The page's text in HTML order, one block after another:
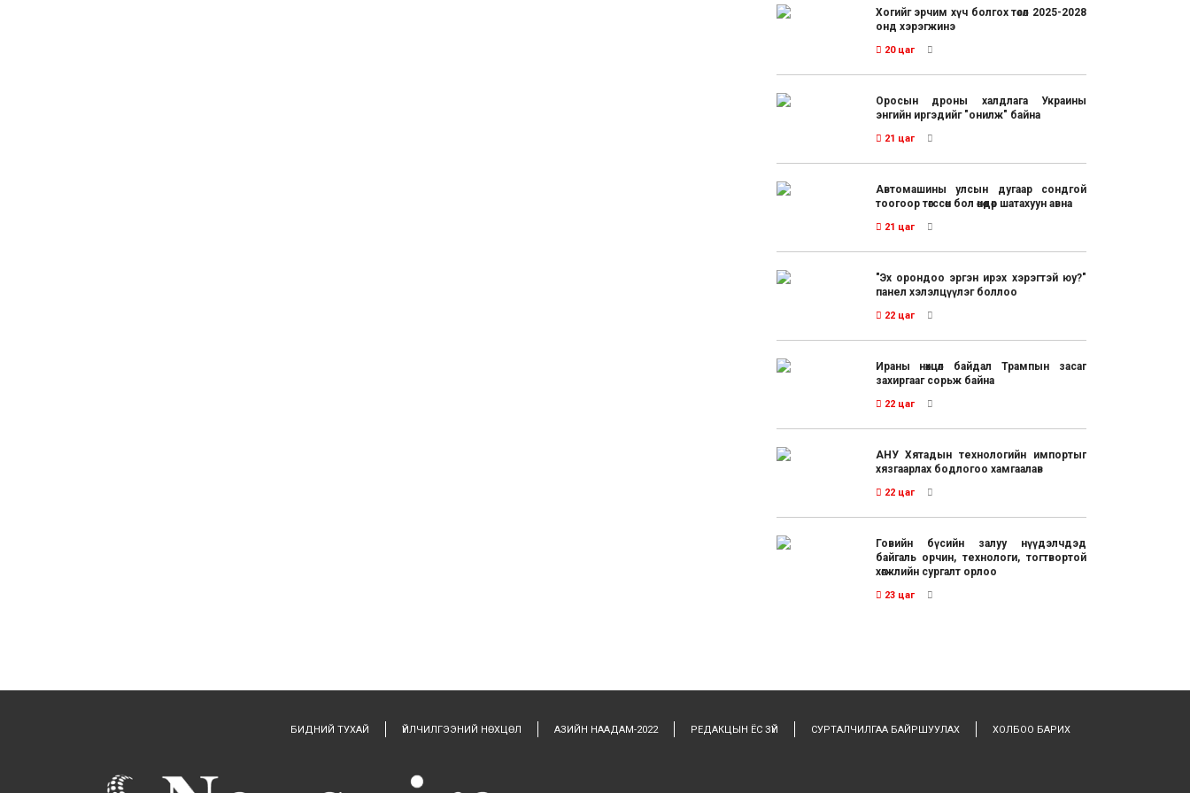
Хогийг эрчим хүч болгох төсөл 2025-2028
онд хэрэгжинэ
20 цаг
Оросын дроны халдлага Украины
энгийн иргэдийг "онилж" байна
21 цаг
Автомашины улсын дугаар сондгой
тоогоор төгссөн бол өнөөдөр шатахуун авна
21 цаг
"Эх орондоо эргэн ирэх хэрэгтэй юу?"
панел хэлэлцүүлэг боллоо
22 цаг
Ираны нөхцөл байдал Трампын засаг
захиргааг сорьж байна
22 цаг
АНУ Хятадын технологийн импортыг
хязгаарлах бодлогоо хамгаалав
22 цаг
Говийн бүсийн залуу нүүдэлчдэд
байгаль орчин, технологи, тогтвортой
хөгжлийн сургалт орлоо
23 цаг
БИДНИЙ ТУХАЙ ҮЙЛЧИЛГЭЭНИЙ НӨХЦӨЛ АЗИЙН НААДАМ-2022 РЕДАКЦЫН ЁС ЗҮЙ СУРТАЛЧИЛГАА БАЙРШУУЛАХ ХОЛБОО БАРИХ